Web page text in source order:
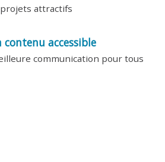
attractifs
contenu accessible
communication pour tous